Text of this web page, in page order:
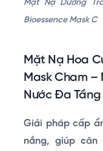
Mặt Nạ Dưỡng
Bioessence Mask C
Mặt Nạ Hoa
Mask Cham –
Nước Đa Tầng
Giải pháp cấp
nắng, giúp